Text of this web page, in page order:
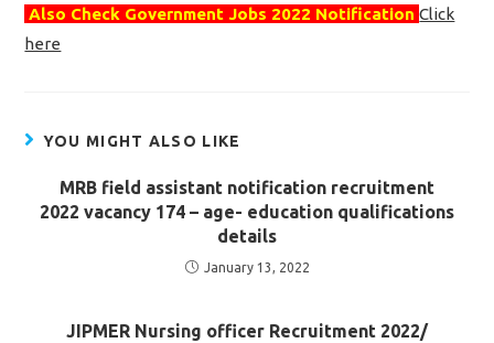
Also Check Government Jobs 2022 NotificationClick
here
YOU MIGHT ALSO LIKE
MRB field assistant notification recruitment
2022 vacancy 174 – age- education qualifications
details
January 13, 2022
JIPMER Nursing officer Recruitment 2022/